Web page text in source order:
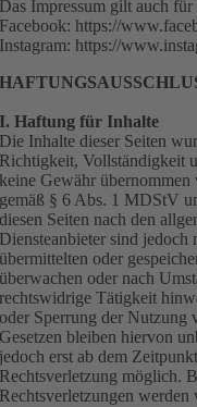
Das Impressum gilt auch
Facebook: https://
Instagram: https://
I. Haftung für Inhalte
Die Inhalte dieser Seiten
Richtigkeit, Vollständigkeit
keine Gewähr
gemäß § 6 Abs. 1 MDStV
diesen Seiten nach den
Diensteanbieter sind
übermittelten oder
überwachen oder nach
rechtswidrige Tätigkeit
oder Sperrung der Nutzung
Gesetzen bleiben hiervon
jedoch erst ab dem
Rechtsverletzung möglich.
Rechtsverletzungen werden